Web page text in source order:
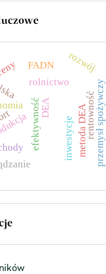
rolnictwo
efektywność inwestycjemetoda DEAprzemysł spożywczy
FADN rozwój
rentowność
DEA